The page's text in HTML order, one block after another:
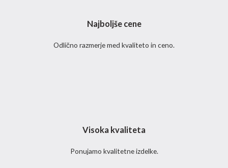
Najboljše cene
Odlično razmerje med kvaliteto in ceno.
Visoka kvaliteta
Ponujamo kvalitetne izdelke.